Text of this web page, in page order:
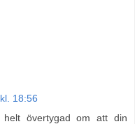
18:56
övertygad om att din